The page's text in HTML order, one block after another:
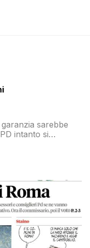
garanzia sarebbe
intanto si
l’indagine sulla